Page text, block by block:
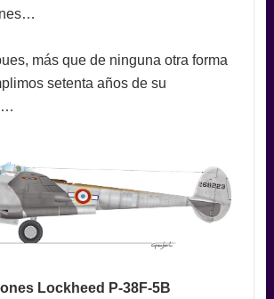
más que de ninguna otra forma
setenta años de su
Lockheed P-38F-5B